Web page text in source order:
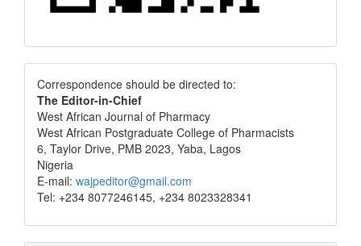
Correspondence
Correspondence should be directed to:
The Editor-in-Chief
West African Journal of Pharmacy
West African Postgraduate College of Pharmacists
6, Taylor Drive, PMB 2023, Yaba, Lagos
Nigeria
E-mail: wajpeditor@gmail.com
Tel: +234 8077246145, +234 8023328341